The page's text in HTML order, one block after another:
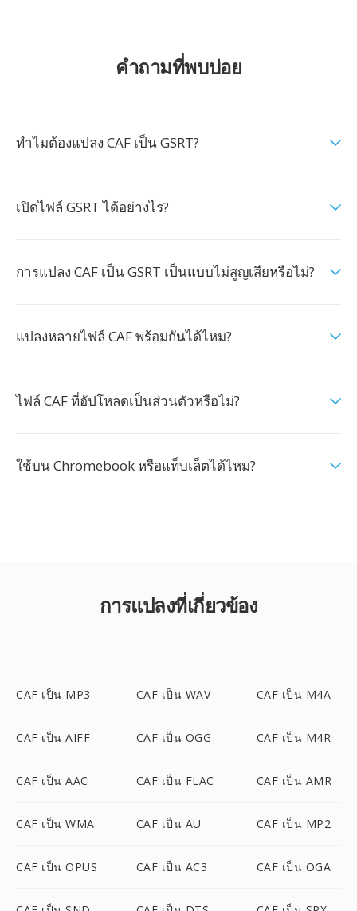
คำถามที่พบบ่อย
ทำไมต้องแปลง CAF เป็น GSRT?
เปิดไฟล์ GSRT ได้อย่างไร?
การแปลง CAF เป็น GSRT เป็นแบบไม่สูญเสียหรือไม่?
แปลงหลายไฟล์ CAF พร้อมกันได้ไหม?
ไฟล์ CAF ที่อัปโหลดเป็นส่วนตัวหรือไม่?
ใช้บน Chromebook หรือแท็บเล็ตได้ไหม?
การแปลงที่เกี่ยวข้อง
CAF เป็น MP3 CAF เป็น WAV CAF เป็น M4A
CAF เป็น AIFF CAF เป็น OGG CAF เป็น M4R
CAF เป็น AAC CAF เป็น FLAC CAF เป็น AMR
CAF เป็น WMA CAF เป็น AU CAF เป็น MP2
CAF เป็น OPUS CAF เป็น AC3 CAF เป็น OGA